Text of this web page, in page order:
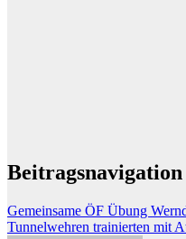
Beitragsnavigation
Gemeinsame ÖF Übung
Tunnelwehren trainierten mit